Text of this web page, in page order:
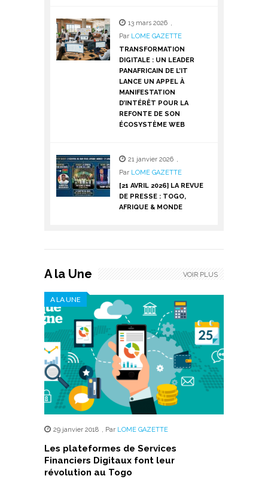
13 mars 2026 ,
Par LOME GAZETTE
TRANSFORMATION
DIGITALE : UN LEADER
PANAFRICAIN DE L’IT
LANCE UN APPEL À
MANIFESTATION
D’INTÉRÊT POUR LA
REFONTE DE SON
ÉCOSYSTÈME WEB
21 janvier 2026 ,
Par LOME GAZETTE
[21 AVRIL 2026] LA REVUE
DE PRESSE : TOGO,
AFRIQUE & MONDE
A la Une
A LA UNE
29 janvier 2018 , Par LOME GAZETTE
Les plateformes de Services
Financiers Digitaux font leur
révolution au Togo
VOIR PLUS